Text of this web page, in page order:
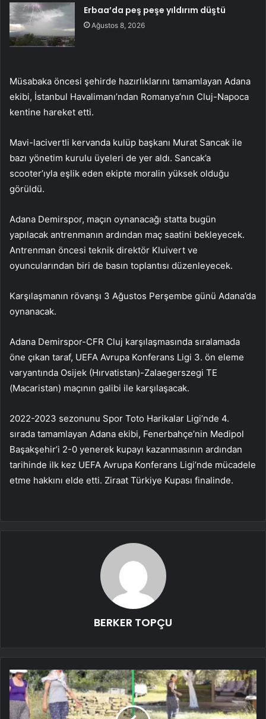
Erbaa’da peş peşe yıldırım düştü
Ağustos 8, 2026
Müsabaka öncesi şehirde hazırlıklarını tamamlayan Adana
ekibi, İstanbul Havalimanı’ndan Romanya’nın Cluj-Napoca
kentine hareket etti.
Mavi-lacivertli kervanda kulüp başkanı Murat Sancak ile
bazı yönetim kurulu üyeleri de yer aldı. Sancak’a
scooter’ıyla eşlik eden ekipte moralin yüksek olduğu
görüldü.
Adana Demirspor, maçın oynanacağı statta bugün
yapılacak antrenmanın ardından maç saatini bekleyecek.
Antrenman öncesi teknik direktör Kluivert ve
oyuncularından biri de basın toplantısı düzenleyecek.
Karşılaşmanın rövanşı 3 Ağustos Perşembe günü Adana’da
oynanacak.
Adana Demirspor-CFR Cluj karşılaşmasında sıralamada
öne çıkan taraf, UEFA Avrupa Konferans Ligi 3. ön eleme
varyantında Osijek (Hırvatistan)-Zalaegerszegi TE
(Macaristan) maçının galibi ile karşılaşacak.
2022-2023 sezonunu Spor Toto Harikalar Ligi’nde 4.
sırada tamamlayan Adana ekibi, Fenerbahçe’nin Medipol
Başakşehir’i 2-0 yenerek kupayı kazanmasının ardından
tarihinde ilk kez UEFA Avrupa Konferans Ligi’nde mücadele
etme hakkını elde etti. Ziraat Türkiye Kupası finalinde.
BERKER TOPÇU